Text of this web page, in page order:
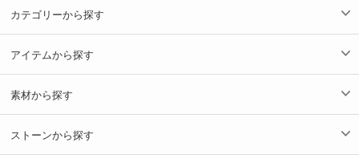
カテゴリーから探す
アイテムから探す
素材から探す
ストーンから探す